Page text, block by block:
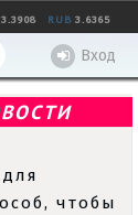
3.3908 RUB 3.6365
Вход
чтобы